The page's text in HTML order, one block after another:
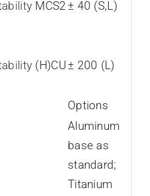
MCS2± 40 (S,L)
(H)CU± 200 (L)
Options
Aluminum
base as
standard;
Titanium